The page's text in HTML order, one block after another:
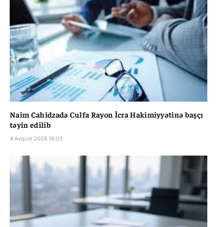
Naim Cahidzadə Culfa Rayon İcra Hakimiyyətinə başçı
təyin edilib
4 Avqust 2026 14:03